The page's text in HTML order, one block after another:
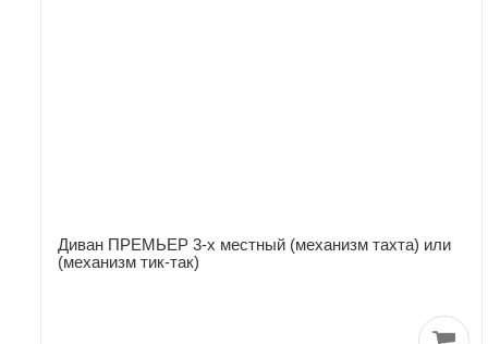
Диван ПРЕМЬЕР 3-х местный (механизм тахта) или
(механизм тик-так)